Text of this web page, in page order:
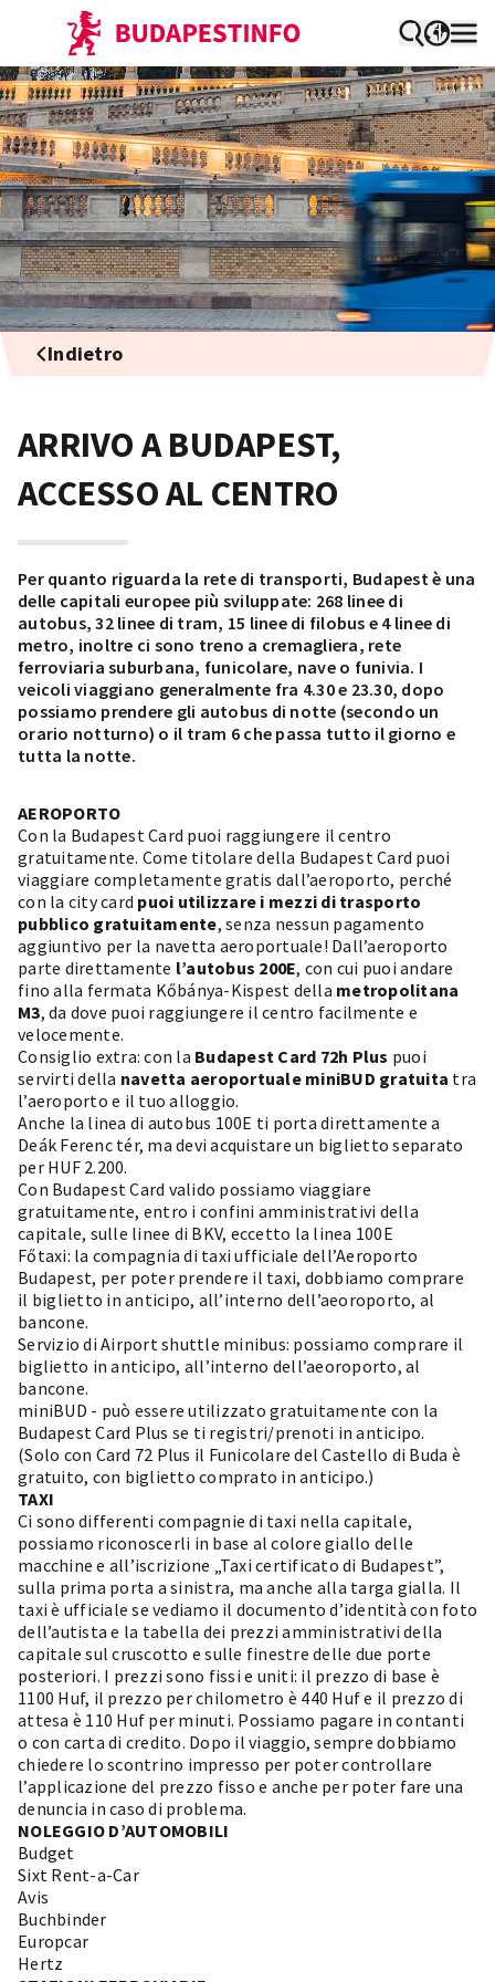
Indietro
ARRIVO A BUDAPEST,
ACCESSO AL CENTRO
Per quanto riguarda la rete di transporti, Budapest è una
delle capitali europee più sviluppate: 268 linee di
autobus, 32 linee di tram, 15 linee di filobus e 4 linee di
metro, inoltre ci sono treno a cremagliera, rete
ferroviaria suburbana, funicolare, nave o funivia. I
veicoli viaggiano generalmente fra 4.30 e 23.30, dopo
possiamo prendere gli autobus di notte (secondo un
orario notturno) o il tram 6 che passa tutto il giorno e
tutta la notte.
AEROPORTO
Con la Budapest Card puoi raggiungere il centro
gratuitamente. Come titolare della Budapest Card puoi
viaggiare completamente gratis dall’aeroporto, perché
con la city card puoi utilizzare i mezzi di trasporto
pubblico gratuitamente, senza nessun pagamento
aggiuntivo per la navetta aeroportuale! Dall’aeroporto
parte direttamente l’autobus 200E, con cui puoi andare
fino alla fermata Kőbánya-Kispest della metropolitana
M3, da dove puoi raggiungere il centro facilmente e
velocemente.
Consiglio extra: con la Budapest Card 72h Plus puoi
servirti della navetta aeroportuale miniBUD gratuita tra
l’aeroporto e il tuo alloggio.
Anche la linea di autobus 100E ti porta direttamente a
Deák Ferenc tér, ma devi acquistare un biglietto separato
per HUF 2.200.
Con Budapest Card valido possiamo viaggiare
gratuitamente, entro i confini amministrativi della
capitale, sulle linee di BKV, eccetto la linea 100E
Főtaxi: la compagnia di taxi ufficiale dell’Aeroporto
Budapest, per poter prendere il taxi, dobbiamo comprare
il biglietto in anticipo, all’interno dell’aeoroporto, al
bancone.
Servizio di Airport shuttle minibus: possiamo comprare il
biglietto in anticipo, all’interno dell’aeoroporto, al
bancone.
miniBUD - può essere utilizzato gratuitamente con la
Budapest Card Plus se ti registri/prenoti in anticipo.
(Solo con Card 72 Plus il Funicolare del Castello di Buda è
gratuito, con biglietto comprato in anticipo.)
TAXI
Ci sono differenti compagnie di taxi nella capitale,
possiamo riconoscerli in base al colore giallo delle
macchine e all’iscrizione „Taxi certificato di Budapest”,
sulla prima porta a sinistra, ma anche alla targa gialla. Il
taxi è ufficiale se vediamo il documento d’identità con foto
dell’autista e la tabella dei prezzi amministrativi della
capitale sul cruscotto e sulle finestre delle due porte
posteriori. I prezzi sono fissi e uniti: il prezzo di base è
1100 Huf, il prezzo per chilometro è 440 Huf e il prezzo di
attesa è 110 Huf per minuti. Possiamo pagare in contanti
o con carta di credito. Dopo il viaggio, sempre dobbiamo
chiedere lo scontrino impresso per poter controllare
l’applicazione del prezzo fisso e anche per poter fare una
denuncia in caso di problema.
NOLEGGIO D’AUTOMOBILI
Budget
Sixt Rent-a-Car
Avis
Buchbinder
Europcar
Hertz